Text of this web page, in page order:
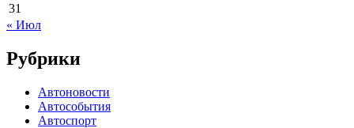
31
« Июл
Рубрики
Автоновости
Автособытия
Автоспорт